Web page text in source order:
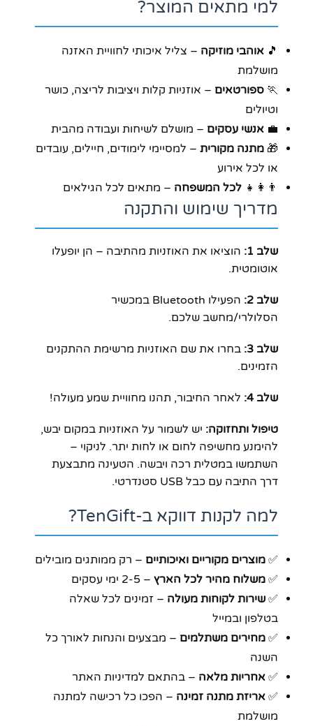
למי מתאים המוצר?
🎵 אוהבי מוזיקה – צליל איכותי לחוויית האזנה
מושלמת
🏃 ספורטאים – אוזניות קלות ויציבות לריצה, כושר
וטיולים
💼 אנשי עסקים – מושלם לשיחות ועבודה מהבית
🎁 מתנה מקורית – למסיימי לימודים, חיילים, עובדים
או לכל אירוע
👨‍👩‍👧 לכל המשפחה – מתאים לכל הגילאים
מדריך שימוש והתקנה
שלב 1:
הוציאו את האוזניות מהתיבה – הן יופעלו
אוטומטית.
שלב 2:
הפעילו Bluetooth במכשיר
הסלולרי/מחשב שלכם.
שלב 3:
בחרו את שם האוזניות מרשימת ההתקנים
הזמינים.
שלב 4: לאחר החיבור, תהנו מחוויית שמע מעולה!
טיפול ותחזוקה: יש לשמור על האוזניות במקום יבש,
להימנע מחשיפה לחום או לחות יתר. לניקוי –
השתמשו במטלית רכה ויבשה. הטעינה מתבצעת
דרך התיבה עם כבל USB סטנדרטי.
למה לקנות דווקא ב-TenGift?
✅ מוצרים מקוריים ואיכותיים – רק ממותגים מובילים
✅ משלוח מהיר לכל הארץ – 2-5 ימי עסקים
✅ שירות לקוחות מעולה – זמינים לכל שאלה
בטלפון ובמייל
✅ מחירים משתלמים – מבצעים והנחות לאורך כל
השנה
✅ אחריות מלאה – בהתאם למדיניות האתר
✅ אריזת מתנה זמינה – הפכו כל רכישה למתנה
מושלמת